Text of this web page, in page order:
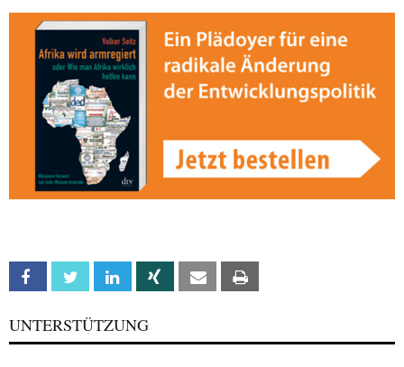
Facebook Twitter Linkedin Xing Email
UNTERSTÜTZUNG